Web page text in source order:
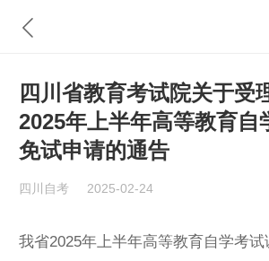
四川省教育考试院关于受
2025年上半年高等教育自
免试申请的通告
四川自考 2025-02-24
我省2025年上半年高等教育自学考试